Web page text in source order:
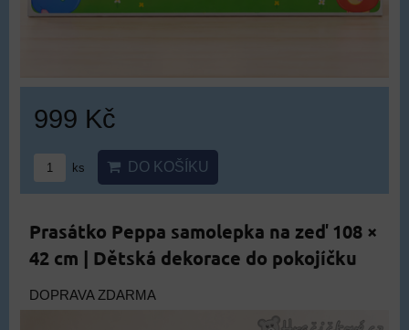
999 Kč
ks DO KOŠÍKU
Prasátko Peppa samolepka na zeď 108 ×
42 cm | Dětská dekorace do pokojíčku
DOPRAVA ZDARMA